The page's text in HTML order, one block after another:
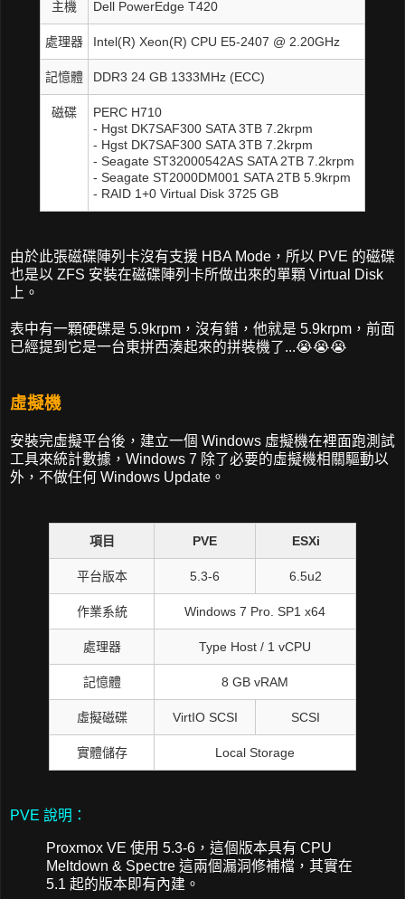
主機 Dell PowerEdge T420
處理器 Intel(R) Xeon(R) CPU E5-2407 @ 2.20GHz
記憶體 DDR3 24 GB 1333MHz (ECC)
磁碟
PERC H710
- Hgst DK7SAF300 SATA 3TB 7.2krpm
- Hgst DK7SAF300 SATA 3TB 7.2krpm
- Seagate ST32000542AS SATA 2TB 7.2krpm
- Seagate ST2000DM001 SATA 2TB 5.9krpm
- RAID 1+0 Virtual Disk 3725 GB
由於此張磁碟陣列卡沒有支援 HBA Mode，所以 PVE 的磁碟
也是以 ZFS 安裝在磁碟陣列卡所做出來的單顆 Virtual Disk
上。
表中有一顆硬碟是 5.9krpm，沒有錯，他就是 5.9krpm，前面
已經提到它是一台東拼西湊起來的拼裝機了...😭😭😭
虛擬機
安裝完虛擬平台後，建立一個 Windows 虛擬機在裡面跑測試
工具來統計數據，Windows 7 除了必要的虛擬機相關驅動以
外，不做任何 Windows Update。
項目 PVE ESXi
平台版本 5.3-6 6.5u2
作業系統 Windows 7 Pro. SP1 x64
處理器 Type Host / 1 vCPU
記憶體 8 GB vRAM
虛擬磁碟 VirtIO SCSI SCSI
實體儲存 Local Storage
PVE 說明：
Proxmox VE 使用 5.3-6，這個版本具有 CPU
Meltdown & Spectre 這兩個漏洞修補檔，其實在
5.1 起的版本即有內建。